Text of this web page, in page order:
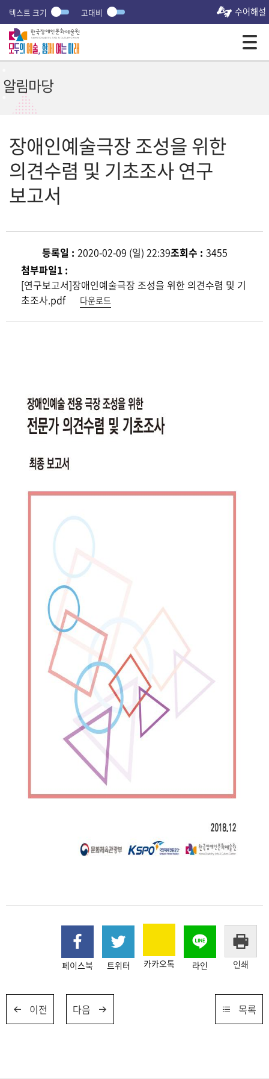
텍스트 크기 고대비 수어해설
알림마당
장애인예술극장 조성을 위한
의견수렴 및 기초조사 연구
보고서
등록일 : 2020-02-09 (일) 22:39조회수 : 3455
첨부파일1 :
[연구보고서]장애인예술극장 조성을 위한 의견수렴 및 기
초조사.pdf
다운로드
페이스북 트위터 카카오톡 라인 인쇄
이전 다음 목록